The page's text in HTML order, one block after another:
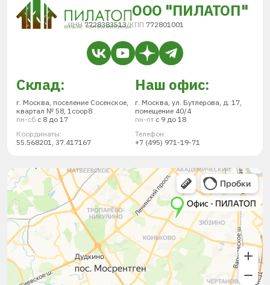
ООО "ПИЛАТОП"
ИНН 7728383513/КПП 772801001
Склад:
г. Москва, поселение Сосенское,
квартал № 58, 1соор8
пн-сб с 8 до 17
Координаты:
55.568201, 37.417167
Наш офис:
г. Москва, ул. Бутлерова, д. 17,
помещение 40/4
пн-пт с 9 до 18
Телефон:
+7 (495) 971-19-71